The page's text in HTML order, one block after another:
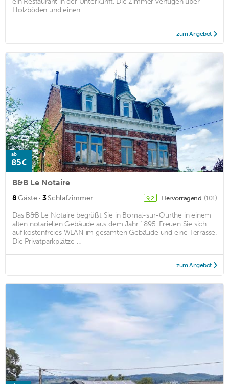
Holzböden und einen ...
zum Angebot
ab
85€
B&B Le Notaire
8Gäste · 3Schlafzimmer 9,2 Hervorragend (101)
Das B&B Le Notaire begrüßt Sie in Bomal-sur-Ourthe in einem
alten notariellen Gebäude aus dem Jahr 1895. Freuen Sie sich
auf kostenfreies WLAN im gesamten Gebäude und eine Terrasse.
Die Privatparkplätze ...
zum Angebot